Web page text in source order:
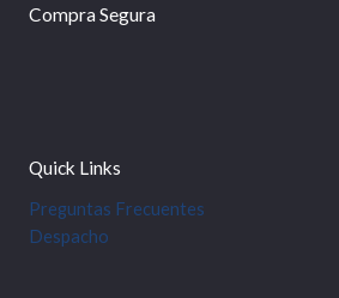
Compra Segura
Quick Links
Preguntas Frecuentes
Despacho